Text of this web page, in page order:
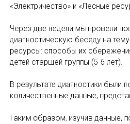
«Электричество» и «Лесные
Через две недели мы провели
диагностическую беседу на
ресурсы: способы их
детей старшей группы (5-6 лет).
В результате диагностики были
количественные данные,
Таким образом, изучив данные,